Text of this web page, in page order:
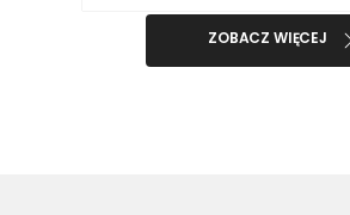
ZOBACZ WIĘCEJ